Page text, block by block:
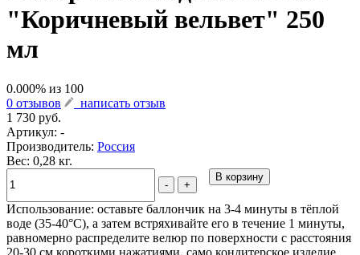
"Коричневый вельвет" 250
мл
0.000% из 100
0 отзывов
написать отзыв
1 730 руб.
Артикул: -
Производитель: Россия
Вес: 0,28 кг.
- +
В корзину
Использование: оставьте баллончик на 3-4 минуты в тёплой
воде (35-40°C), а затем встряхивайте его в течение 1 минуты,
равномерно распределите велюр по поверхности с расстояния
20-30 см короткими нажатиями, само кондитерское изделие